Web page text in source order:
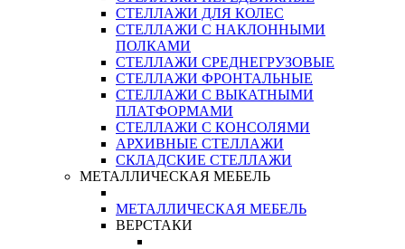
СТЕЛЛАЖИ ДЛЯ КОЛЕС
СТЕЛЛАЖИ С НАКЛОННЫМИ
ПОЛКАМИ
СТЕЛЛАЖИ СРЕДНЕГРУЗОВЫЕ
СТЕЛЛАЖИ ФРОНТАЛЬНЫЕ
СТЕЛЛАЖИ С ВЫКАТНЫМИ
ПЛАТФОРМАМИ
СТЕЛЛАЖИ С КОНСОЛЯМИ
АРХИВНЫЕ СТЕЛЛАЖИ
СКЛАДСКИЕ СТЕЛЛАЖИ
МЕТАЛЛИЧЕСКАЯ МЕБЕЛЬ
МЕТАЛЛИЧЕСКАЯ МЕБЕЛЬ
ВЕРСТАКИ